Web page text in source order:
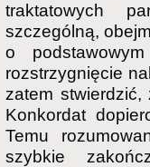
traktatowych
szczególną,
o
rozstrzygnięcie
zatem stwierdzić,
Konkordat
Temu
szybkie